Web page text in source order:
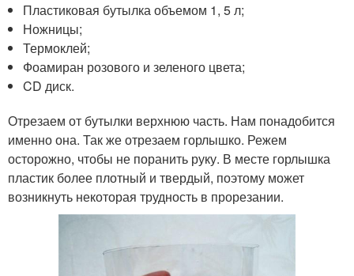
Пластиковая бутылка объемом 1, 5 л;
Ножницы;
Термоклей;
Фоамиран розового и зеленого цвета;
CD диск.
Отрезаем от бутылки верхнюю часть. Нам понадобится
именно она. Так же отрезаем горлышко. Режем
осторожно, чтобы не поранить руку. В месте горлышка
пластик более плотный и твердый, поэтому может
возникнуть некоторая трудность в прорезании.